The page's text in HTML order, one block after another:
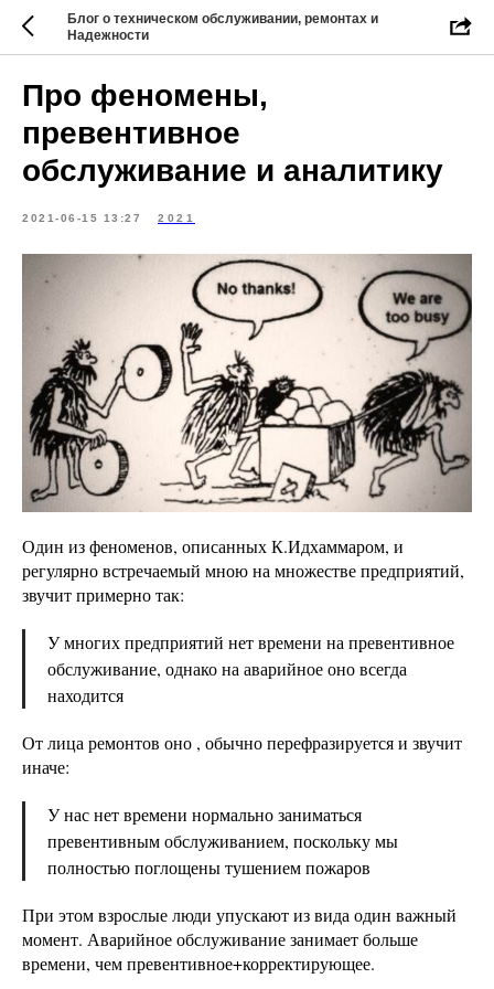
Блог о техническом обслуживании, ремонтах и
Надежности
Про феномены,
превентивное
обслуживание и аналитику
2021-06-15 13:27 2021
Один из феноменов, описанных К.Идхаммаром, и
регулярно встречаемый мною на множестве предприятий,
звучит примерно так:
У многих предприятий нет времени на превентивное
обслуживание, однако на аварийное оно всегда
находится
От лица ремонтов оно , обычно перефразируется и звучит
иначе:
У нас нет времени нормально заниматься
превентивным обслуживанием, поскольку мы
полностью поглощены тушением пожаров
При этом взрослые люди упускают из вида один важный
момент. Аварийное обслуживание занимает больше
времени, чем превентивное+корректирующее.